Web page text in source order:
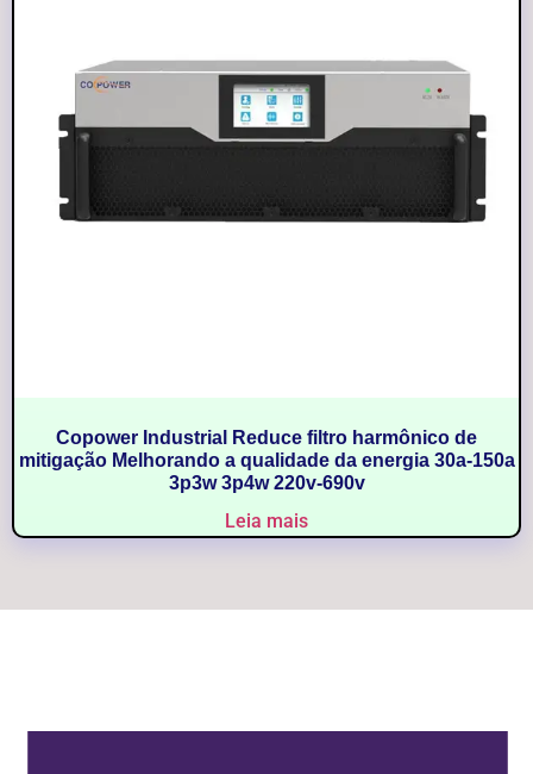
Copower Industrial Reduce filtro harmônico de
mitigação Melhorando a qualidade da energia 30a-150a
3p3w 3p4w 220v-690v
Leia mais